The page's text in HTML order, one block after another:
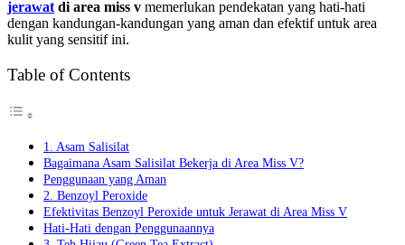
jerawat di area miss v memerlukan pendekatan yang hati-hati
dengan kandungan-kandungan yang aman dan efektif untuk area
kulit yang sensitif ini.
Table of Contents
1. Asam Salisilat
Bagaimana Asam Salisilat Bekerja di Area Miss V?
Penggunaan yang Aman
2. Benzoyl Peroxide
Efektivitas Benzoyl Peroxide untuk Jerawat di Area Miss V
Hati-Hati dengan Penggunaannya